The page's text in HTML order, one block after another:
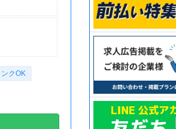
ンクOK